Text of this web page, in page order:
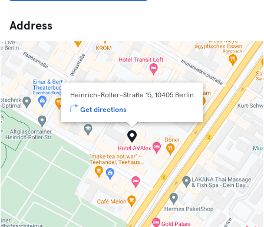
Address
Heinrich-Roller-Straße 15, 10405 Berlin
Get directions